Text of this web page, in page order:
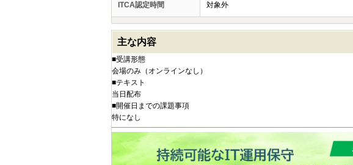
ITCA認定時間 対象外
主な内容
■受講形態
会場のみ（オンラインなし）
■テキスト
当日配布
■開催日までの課題事項
特になし